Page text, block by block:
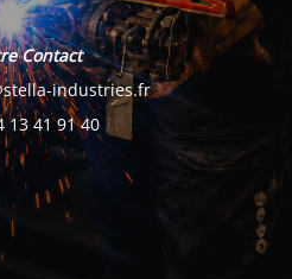
Contact
industries.fr
13 41 91 40